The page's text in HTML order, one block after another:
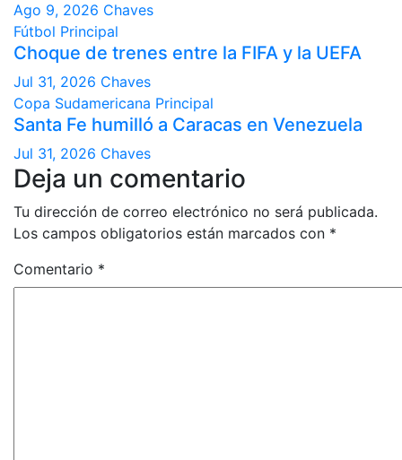
Ago 9, 2026 Chaves
Fútbol Principal
Choque de trenes entre la FIFA y la UEFA
Jul 31, 2026 Chaves
Copa Sudamericana Principal
Santa Fe humilló a Caracas en Venezuela
Jul 31, 2026 Chaves
Deja un comentario
Tu dirección de correo electrónico no será publicada.
Los campos obligatorios están marcados con *
Comentario *